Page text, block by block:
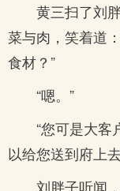
黄三扫了刘
菜与肉，笑着道
食材？”
“嗯。”
“您可是大客
以给您送到府上
刘胖子听闻